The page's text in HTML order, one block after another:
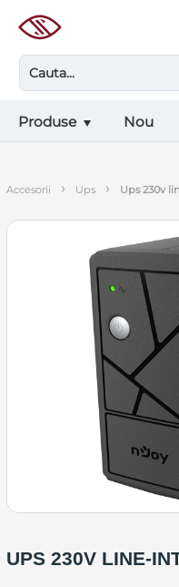
Produse Nou
accesorii › ups › ups 230v
UPS 230V LINE-